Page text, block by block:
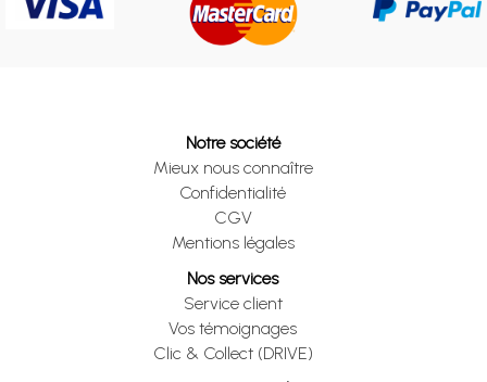
Notre société
Mieux nous connaître
Confidentialité
CGV
Mentions légales
Nos services
Service client
Vos témoignages
Clic & Collect (DRIVE)